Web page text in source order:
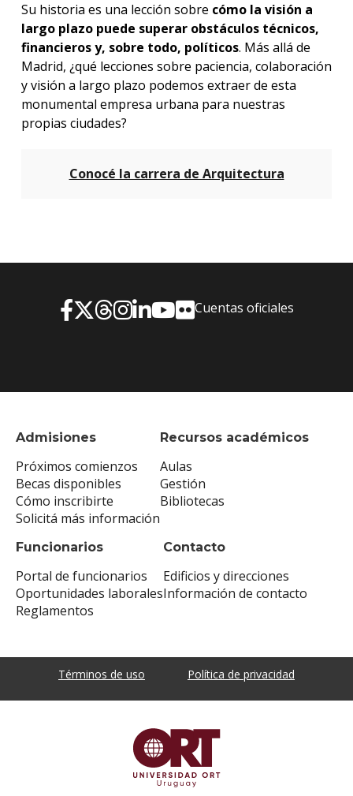
Su historia es una lección sobre cómo la visión a
largo plazo puede superar obstáculos técnicos,
financieros y, sobre todo, políticos. Más allá de
Madrid, ¿qué lecciones sobre paciencia, colaboración
y visión a largo plazo podemos extraer de esta
monumental empresa urbana para nuestras
propias ciudades?
Conocé la carrera de Arquitectura
Admisiones
Próximos comienzos
Becas disponibles
Cómo inscribirte
Solicitá más información
Recursos académicos
Aulas
Gestión
Bibliotecas
Funcionarios
Portal de funcionarios
Oportunidades laborales
Reglamentos
Contacto
Edificios y direcciones
Información de contacto
Cuentas oficiales
Términos de uso Política de privacidad